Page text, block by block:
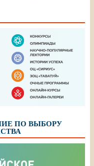
ПО ВЫБОРУ